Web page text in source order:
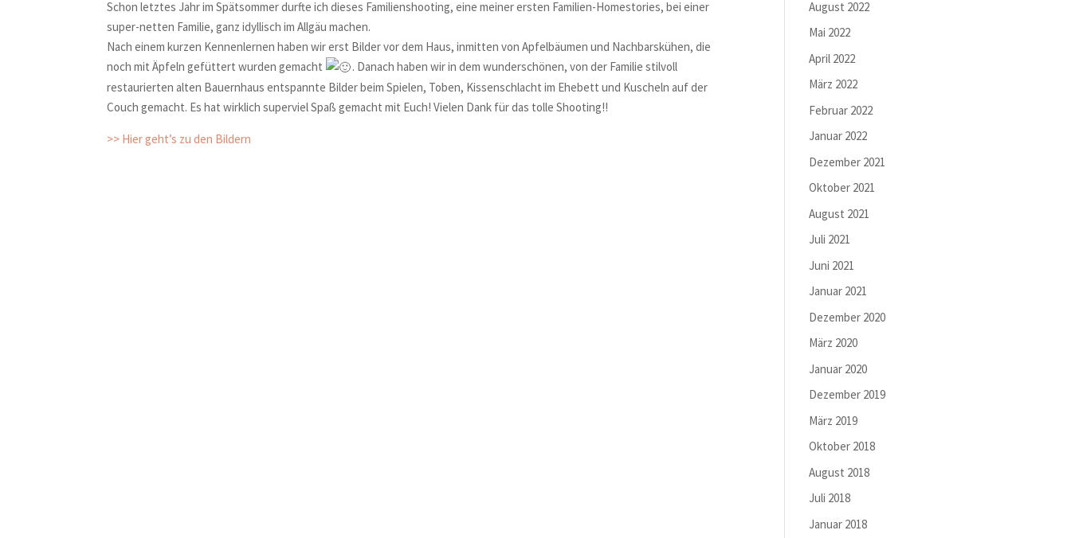
Schon letztes Jahr im Spätsommer durfte ich dieses Familienshooting, eine meiner ersten Familien-Homestories, bei einer
super-netten Familie, ganz idyllisch im Allgäu machen.
Nach einem kurzen Kennenlernen haben wir erst Bilder vor dem Haus, inmitten von Apfelbäumen und Nachbarskühen, die
noch mit Äpfeln gefüttert wurden gemacht
. Danach haben wir in dem wunderschönen, von der Familie stilvoll
restaurierten alten Bauernhaus entspannte Bilder beim Spielen, Toben, Kissenschlacht im Ehebett und Kuscheln auf der
Couch gemacht. Es hat wirklich superviel Spaß gemacht mit Euch! Vielen Dank für das tolle Shooting!!
>> Hier geht’s zu den Bildern
August 2022
Mai 2022
April 2022
März 2022
Februar 2022
Januar 2022
Dezember 2021
Oktober 2021
August 2021
Juli 2021
Juni 2021
Januar 2021
Dezember 2020
März 2020
Januar 2020
Dezember 2019
März 2019
Oktober 2018
August 2018
Juli 2018
Januar 2018